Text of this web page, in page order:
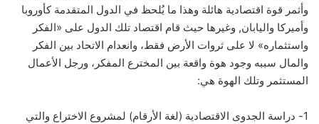
وأثمر قوة اقتصادية هائلة وهذا ما يُلحظ في الدول المتقدمة كأوروبا
وأميركا واليابان, وغيرها حيث قام اقتصاد تلك الدول على «الفكر
واستثماره» لا على ثروات الأرض فقط، وانعدام الاتحاد بين الفكر
والمال سببه وجود هوة واقعة بين المخترع المفكر، ورجل الأعمال
المستثمر وتلك الهوة هي:
1- دراسة الجدوى الاقتصادية (لغة الأرقام) لمشروع الاختراع والتي